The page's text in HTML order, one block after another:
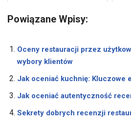
Powiązane Wpisy:
Oceny restauracji przez
wybory klientów
Jak oceniać kuchnię: Kluczowe
Jak oceniać autentyczność
Sekrety dobrych recenzji